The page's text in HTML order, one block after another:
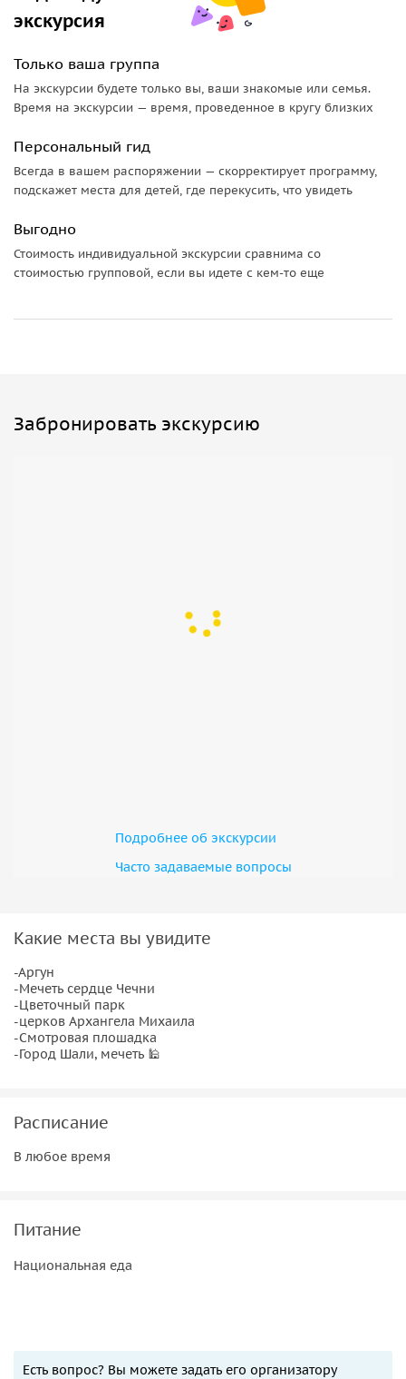
чтобы насладиться природой и атмосферой места. Но это
не все — мы также поднимемся на смотровую площадку
полюбоваться потрясающими видами на город. Не
упустите возможность узнать больше о культуре и истории
Чечни, а также насладиться красивыми видами на город
на нашей экскурсии.
Важная информация:
удобную обувь. Запрещена облегающая и открытая
одежда. Женщинам нужно покрыть волосы и плечи.
экскурсия
Только ваша группа
На экскурсии будете только вы, ваши знакомые или семья.
Время на экскурсии — время, проведенное в кругу близких
Персональный гид
Всегда в вашем распоряжении — скорректирует программу,
подскажет места для детей, где перекусить, что увидеть
Выгодно
Стоимость индивидуальной экскурсии сравнима со
стоимостью групповой, если вы идете с кем-то еще
Забронировать экскурсию
Подробнее об экскурсии
Часто задаваемые вопросы
Какие места вы увидите
-Аргун
-Мечеть сердце Чечни
-Цветочный парк
-церков Архангела Михаила
-Смотровая плошадка
-Город Шали, мечеть 🕌
Расписание
В любое время
Питание
Национальная еда
Есть вопрос? Вы можете задать его организатору